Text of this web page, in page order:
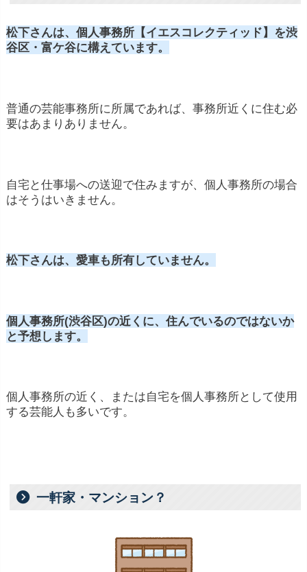
松下さんは、個人事務所【イエスコレクティッド】を渋
谷区・富ケ谷に構えています。
普通の芸能事務所に所属であれば、事務所近くに住む必
要はあまりありません。
自宅と仕事場への送迎で住みますが、個人事務所の場合
はそうはいきません。
松下さんは、 愛車も所有していません。
個人事務所(渋谷区)の近くに、住んでいるのではないか
と予想します。
個人事務所の近く、または自宅を個人事務所として使用
する芸能人も多いです。
一軒家・マンション？